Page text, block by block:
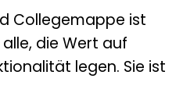
Collegemappe ist
die Wert auf
legen. Sie ist